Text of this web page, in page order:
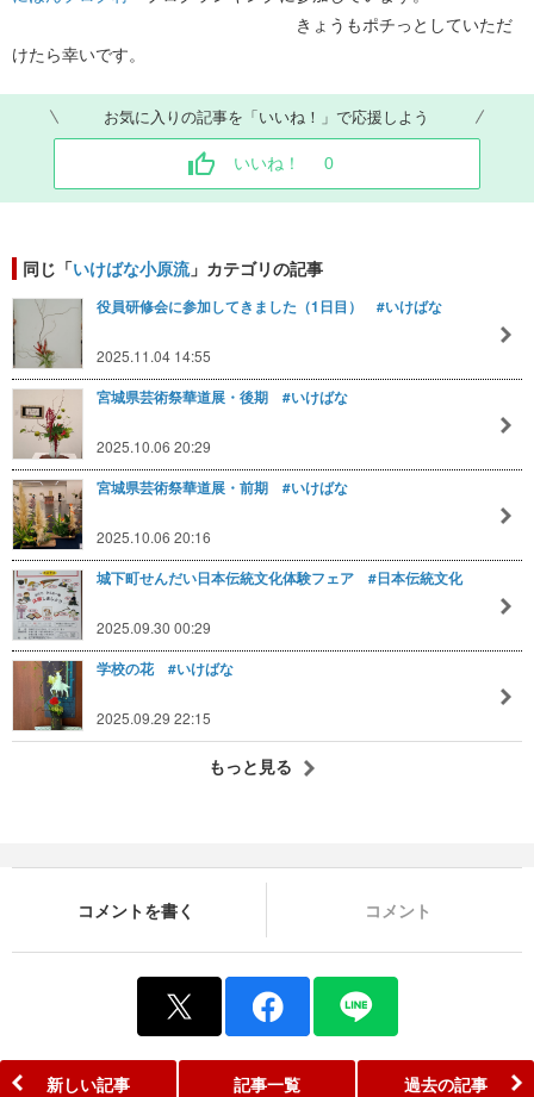
きょうもポチっとしていただ
けたら幸いです。
お気に入りの記事を「いいね！」で応援しよう
いいね！ 0
同じ「いけばな小原流」カテゴリの記事
役員研修会に参加してきました（1日目） #いけばな
2025.11.04 14:55
宮城県芸術祭華道展・後期 #いけばな
2025.10.06 20:29
宮城県芸術祭華道展・前期 #いけばな
2025.10.06 20:16
城下町せんだい日本伝統文化体験フェア #日本伝統文化
2025.09.30 00:29
学校の花 #いけばな
2025.09.29 22:15
もっと見る
コメントを書く コメント
新しい記事 記事一覧 過去の記事